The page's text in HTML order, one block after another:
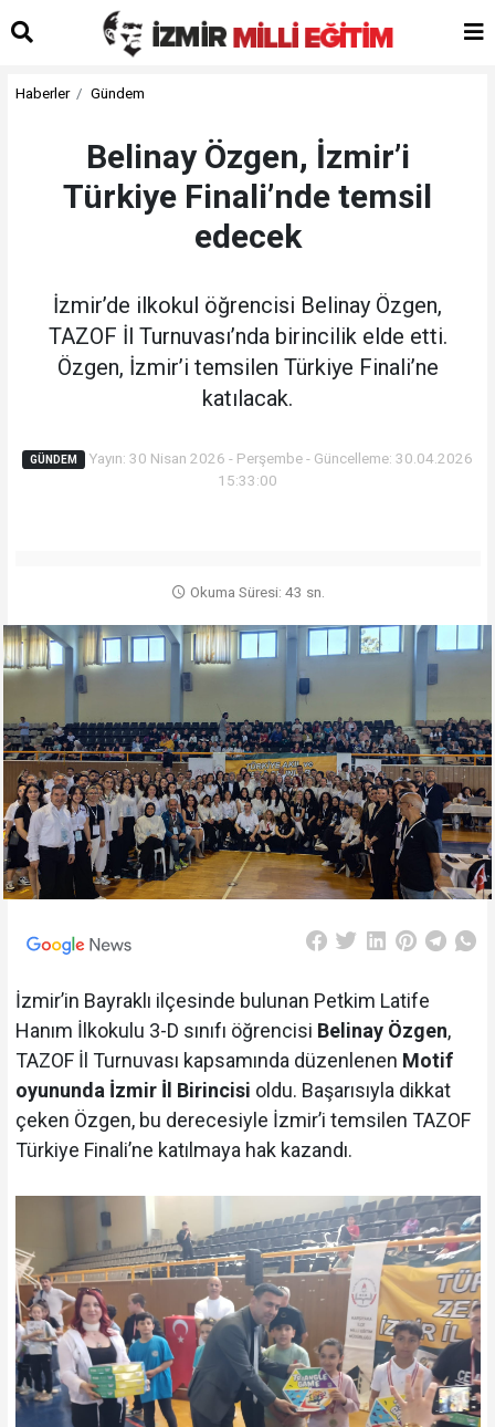
Haberler Gündem
Belinay Özgen, İzmir’i
Türkiye Finali’nde temsil
edecek
İzmir’de ilkokul öğrencisi Belinay Özgen,
TAZOF İl Turnuvası’nda birincilik elde etti.
Özgen, İzmir’i temsilen Türkiye Finali’ne
katılacak.
GÜNDEM
Yayın: 30 Nisan 2026 - Perşembe - Güncelleme: 30.04.2026
15:33:00
Okuma Süresi: 43 sn.
İzmir’in Bayraklı ilçesinde bulunan Petkim Latife
Hanım İlkokulu 3-D sınıfı öğrencisi Belinay Özgen,
TAZOF İl Turnuvası kapsamında düzenlenen Motif
oyununda İzmir İl Birincisi oldu. Başarısıyla dikkat
çeken Özgen, bu derecesiyle İzmir’i temsilen TAZOF
Türkiye Finali’ne katılmaya hak kazandı.